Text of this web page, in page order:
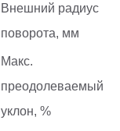
Внешний радиус
поворота, мм
Макс.
преодолеваемый
уклон, %